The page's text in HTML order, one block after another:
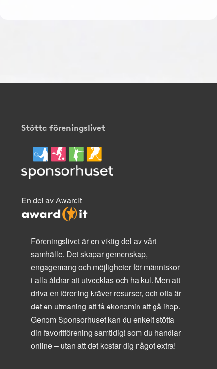
Stötta föreningslivet
En del av AwardIt
Föreningslivet är en viktig del av vårt
samhälle. Det skapar gemenskap,
engagemang och möjligheter för människor
i alla åldrar att utvecklas och ha kul. Men att
driva en förening kräver resurser, och ofta är
det en utmaning att få ekonomin att gå ihop.
Genom Sponsorhuset kan du enkelt stötta
din favoritförening samtidigt som du handlar
online – utan att det kostar dig något extra!